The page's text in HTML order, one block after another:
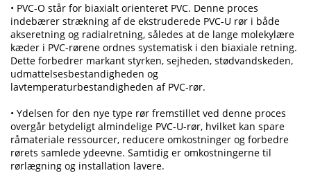
• PVC-O står for biaxialt orienteret PVC. Denne proces
indebærer strækning af de ekstruderede PVC-U rør i både
akseretning og radialretning, således at de lange molekylære
kæder i PVC-rørene ordnes systematisk i den biaxiale retning.
Dette forbedrer markant styrken, sejheden, stødvandskeden,
udmattelsesbestandigheden og
lavtemperaturbestandigheden af PVC-rør.
• Ydelsen for den nye type rør fremstillet ved denne proces
overgår betydeligt almindelige PVC-U-rør, hvilket kan spare
råmateriale ressourcer, reducere omkostninger og forbedre
rørets samlede ydeevne. Samtidig er omkostningerne til
rørlægning og installation lavere.